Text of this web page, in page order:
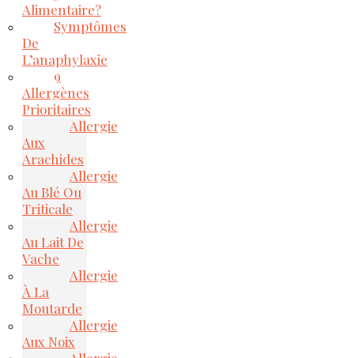
Alimentaire?
Symptômes
De
L’anaphylaxie
9
Allergènes
Prioritaires
Allergie
Aux
Arachides
Allergie
Au Blé Ou
Triticale
Allergie
Au Lait De
Vache
Allergie
À La
Moutarde
Allergie
Aux Noix